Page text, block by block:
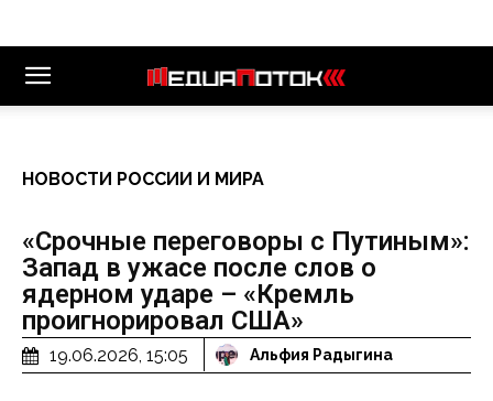
НОВОСТИ РОССИИ И МИРА
«Срочные переговоры с Путиным»:
Запад в ужасе после слов о
ядерном ударе – «Кремль
проигнорировал США»
19.06.2026, 15:05 Альфия Радыгина